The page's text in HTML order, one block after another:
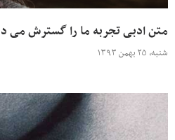
متن ادبی تجربه ما را گسترش می
شنبه، ۲۵ بهمن ۱۳۹۳